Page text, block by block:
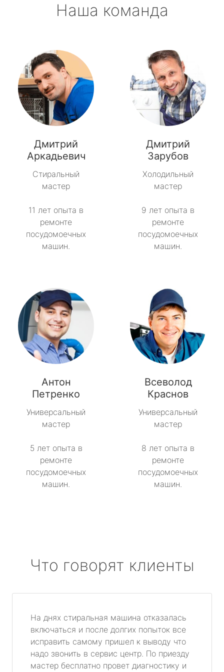
Наша команда
Дмитрий
Аркадьевич
Стиральный
мастер
11 лет опыта в
ремонте
посудомоечных
машин.
Дмитрий
Зарубов
Холодильный
мастер
9 лет опыта в
ремонте
посудомоечных
машин.
Антон
Петренко
Универсальный
мастер
5 лет опыта в
ремонте
посудомоечных
машин.
Всеволод
Краснов
Универсальный
мастер
8 лет опыта в
ремонте
посудомоечных
машин.
Что говорят клиенты
На днях стиральная машина отказалась
включаться и после долгих попыток все
исправить самому пришел к выводу что
надо звонить в сервис центр. По приезду
мастер бесплатно провет диагностику и